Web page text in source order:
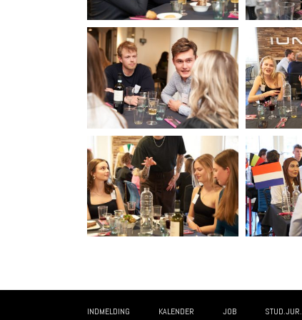
INDMELDING KALENDER JOB STUD.JUR.